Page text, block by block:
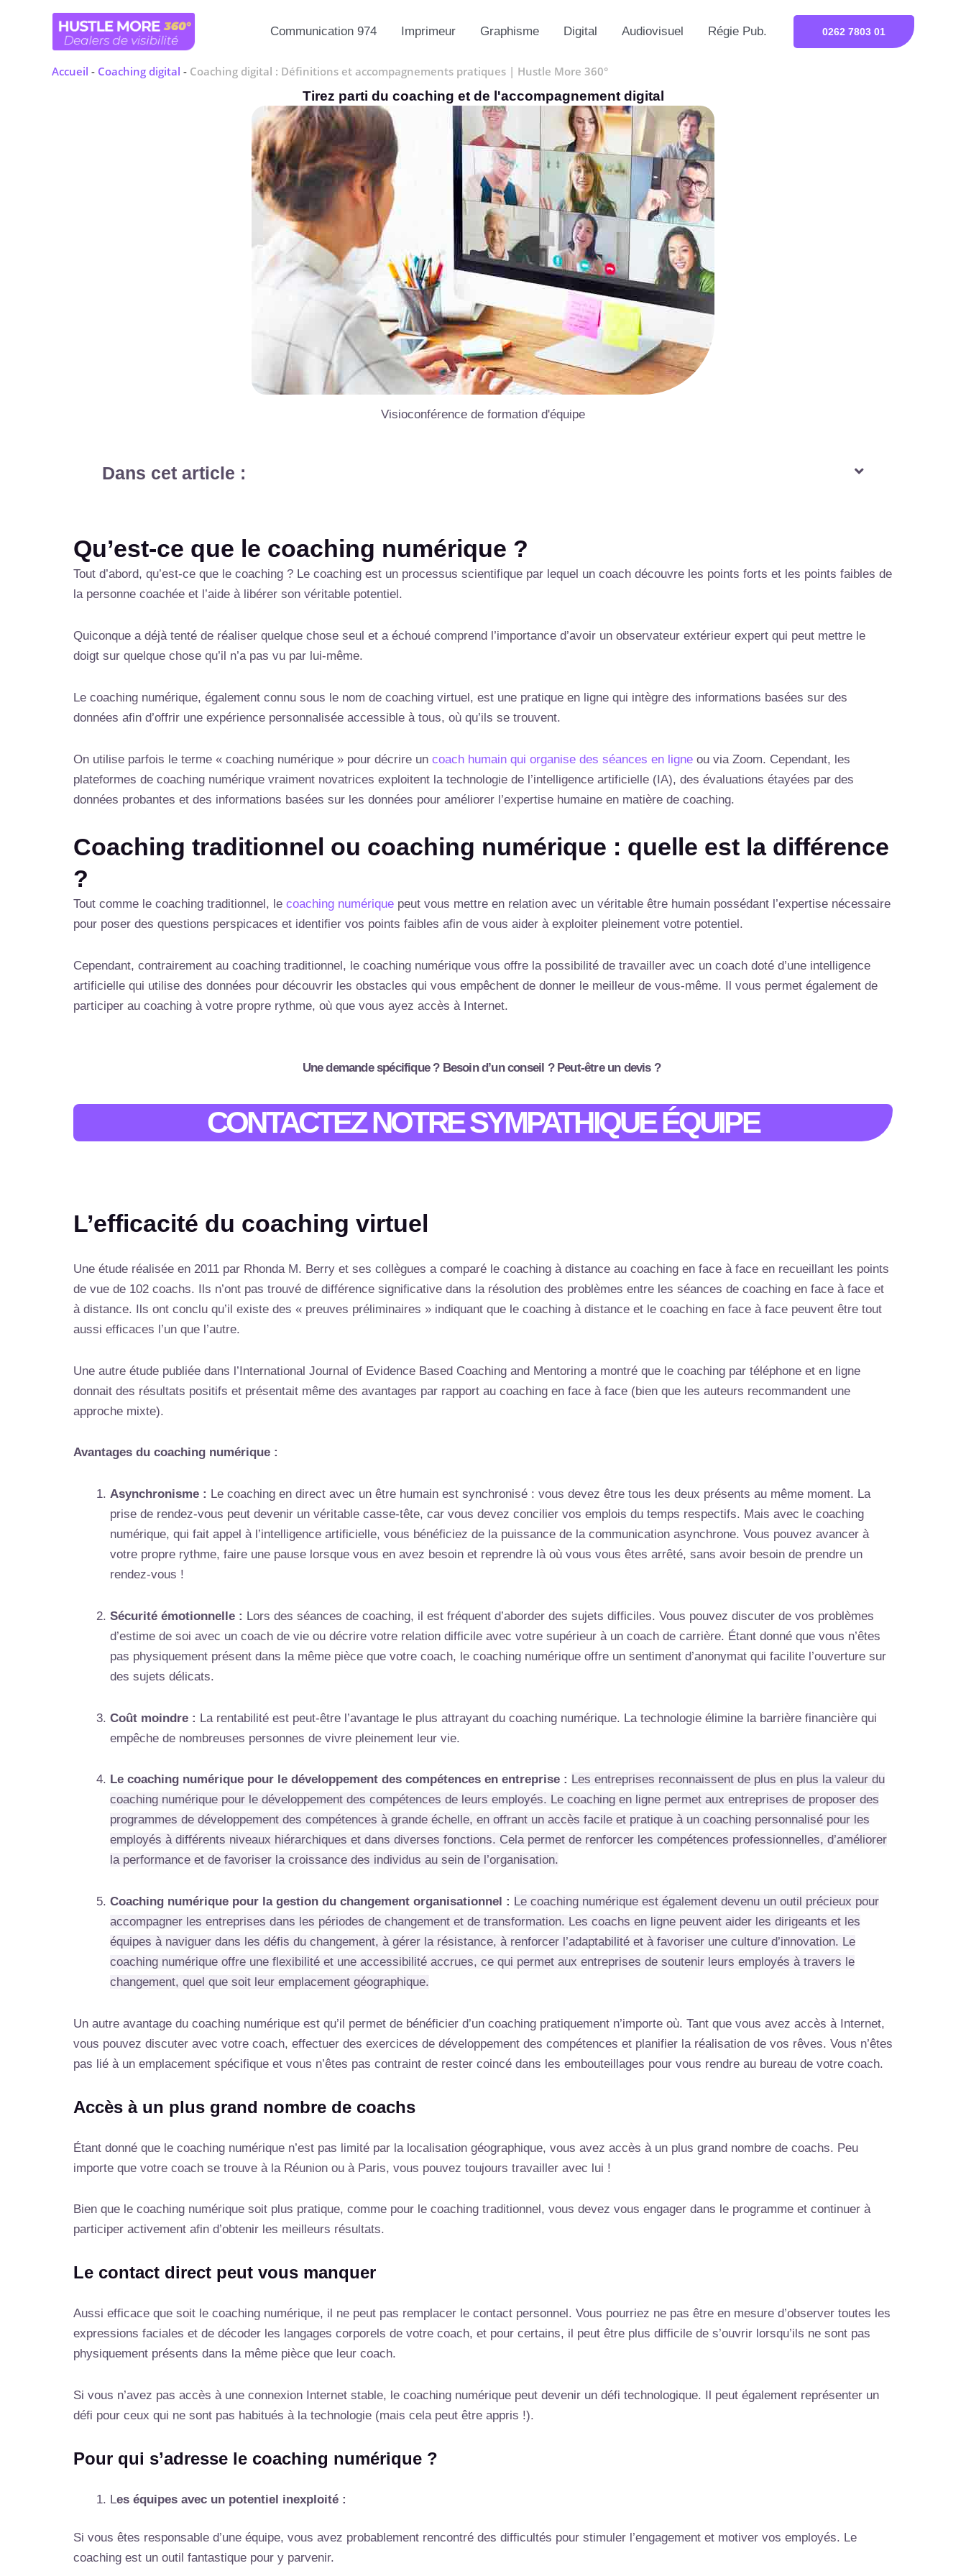
Communication 974 Imprimeur Graphisme Digital Audiovisuel Régie Pub. 0262 7803 01
Accueil - Coaching digital - Coaching digital : Définitions et accompagnements pratiques | Hustle More 360°
Tirez parti du coaching et de l'accompagnement digital
Visioconférence de formation d'équipe
Dans cet article :
Qu’est-ce que le coaching numérique ?
Tout d’abord, qu’est-ce que le coaching ? Le coaching est un processus scientifique par lequel un coach découvre les points forts et les points faibles de
la personne coachée et l’aide à libérer son véritable potentiel.
Quiconque a déjà tenté de réaliser quelque chose seul et a échoué comprend l’importance d’avoir un observateur extérieur expert qui peut mettre le
doigt sur quelque chose qu’il n’a pas vu par lui-même.
Le coaching numérique, également connu sous le nom de coaching virtuel, est une pratique en ligne qui intègre des informations basées sur des
données afin d’offrir une expérience personnalisée accessible à tous, où qu’ils se trouvent.
On utilise parfois le terme « coaching numérique » pour décrire un coach humain qui organise des séances en ligne ou via Zoom. Cependant, les
plateformes de coaching numérique vraiment novatrices exploitent la technologie de l’intelligence artificielle (IA), des évaluations étayées par des
données probantes et des informations basées sur les données pour améliorer l’expertise humaine en matière de coaching.
Coaching traditionnel ou coaching numérique : quelle est la différence
?
Tout comme le coaching traditionnel, le coaching numérique peut vous mettre en relation avec un véritable être humain possédant l’expertise nécessaire
pour poser des questions perspicaces et identifier vos points faibles afin de vous aider à exploiter pleinement votre potentiel.
Cependant, contrairement au coaching traditionnel, le coaching numérique vous offre la possibilité de travailler avec un coach doté d’une intelligence
artificielle qui utilise des données pour découvrir les obstacles qui vous empêchent de donner le meilleur de vous-même. Il vous permet également de
participer au coaching à votre propre rythme, où que vous ayez accès à Internet.
Une demande spécifique ? Besoin d’un conseil ? Peut-être un devis ?
CONTACTEZ NOTRE SYMPATHIQUE ÉQUIPE
L’efficacité du coaching virtuel
Une étude réalisée en 2011 par Rhonda M. Berry et ses collègues a comparé le coaching à distance au coaching en face à face en recueillant les points
de vue de 102 coachs. Ils n’ont pas trouvé de différence significative dans la résolution des problèmes entre les séances de coaching en face à face et
à distance. Ils ont conclu qu’il existe des « preuves préliminaires » indiquant que le coaching à distance et le coaching en face à face peuvent être tout
aussi efficaces l’un que l’autre.
Une autre étude publiée dans l’International Journal of Evidence Based Coaching and Mentoring a montré que le coaching par téléphone et en ligne
donnait des résultats positifs et présentait même des avantages par rapport au coaching en face à face (bien que les auteurs recommandent une
approche mixte).
Avantages du coaching numérique :
Asynchronisme : Le coaching en direct avec un être humain est synchronisé : vous devez être tous les deux présents au même moment. La
prise de rendez-vous peut devenir un véritable casse-tête, car vous devez concilier vos emplois du temps respectifs. Mais avec le coaching
numérique, qui fait appel à l’intelligence artificielle, vous bénéficiez de la puissance de la communication asynchrone. Vous pouvez avancer à
votre propre rythme, faire une pause lorsque vous en avez besoin et reprendre là où vous vous êtes arrêté, sans avoir besoin de prendre un
rendez-vous !
Sécurité émotionnelle : Lors des séances de coaching, il est fréquent d’aborder des sujets difficiles. Vous pouvez discuter de vos problèmes
d’estime de soi avec un coach de vie ou décrire votre relation difficile avec votre supérieur à un coach de carrière. Étant donné que vous n’êtes
pas physiquement présent dans la même pièce que votre coach, le coaching numérique offre un sentiment d’anonymat qui facilite l’ouverture sur
des sujets délicats.
Coût moindre : La rentabilité est peut-être l’avantage le plus attrayant du coaching numérique. La technologie élimine la barrière financière qui
empêche de nombreuses personnes de vivre pleinement leur vie.
Le coaching numérique pour le développement des compétences en entreprise : Les entreprises reconnaissent de plus en plus la valeur du
coaching numérique pour le développement des compétences de leurs employés. Le coaching en ligne permet aux entreprises de proposer des
programmes de développement des compétences à grande échelle, en offrant un accès facile et pratique à un coaching personnalisé pour les
employés à différents niveaux hiérarchiques et dans diverses fonctions. Cela permet de renforcer les compétences professionnelles, d’améliorer
la performance et de favoriser la croissance des individus au sein de l’organisation.
Coaching numérique pour la gestion du changement organisationnel : Le coaching numérique est également devenu un outil précieux pour
accompagner les entreprises dans les périodes de changement et de transformation. Les coachs en ligne peuvent aider les dirigeants et les
équipes à naviguer dans les défis du changement, à gérer la résistance, à renforcer l’adaptabilité et à favoriser une culture d’innovation. Le
coaching numérique offre une flexibilité et une accessibilité accrues, ce qui permet aux entreprises de soutenir leurs employés à travers le
changement, quel que soit leur emplacement géographique.
Un autre avantage du coaching numérique est qu’il permet de bénéficier d’un coaching pratiquement n’importe où. Tant que vous avez accès à Internet,
vous pouvez discuter avec votre coach, effectuer des exercices de développement des compétences et planifier la réalisation de vos rêves. Vous n’êtes
pas lié à un emplacement spécifique et vous n’êtes pas contraint de rester coincé dans les embouteillages pour vous rendre au bureau de votre coach.
Accès à un plus grand nombre de coachs
Étant donné que le coaching numérique n’est pas limité par la localisation géographique, vous avez accès à un plus grand nombre de coachs. Peu
importe que votre coach se trouve à la Réunion ou à Paris, vous pouvez toujours travailler avec lui !
Bien que le coaching numérique soit plus pratique, comme pour le coaching traditionnel, vous devez vous engager dans le programme et continuer à
participer activement afin d’obtenir les meilleurs résultats.
Le contact direct peut vous manquer
Aussi efficace que soit le coaching numérique, il ne peut pas remplacer le contact personnel. Vous pourriez ne pas être en mesure d’observer toutes les
expressions faciales et de décoder les langages corporels de votre coach, et pour certains, il peut être plus difficile de s’ouvrir lorsqu’ils ne sont pas
physiquement présents dans la même pièce que leur coach.
Si vous n’avez pas accès à une connexion Internet stable, le coaching numérique peut devenir un défi technologique. Il peut également représenter un
défi pour ceux qui ne sont pas habitués à la technologie (mais cela peut être appris !).
Pour qui s’adresse le coaching numérique ?
Les équipes avec un potentiel inexploité :
Si vous êtes responsable d’une équipe, vous avez probablement rencontré des difficultés pour stimuler l’engagement et motiver vos employés. Le
coaching est un outil fantastique pour y parvenir.